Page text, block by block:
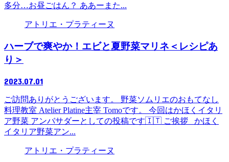
多分…お昼ごはん？ ああーまた...
アトリエ・プラティーヌ
ハーブで爽やか！エビと夏野菜マリネ＜レシピあ
り＞
2023.07.01
ご訪問ありがとうございます。 野菜ソムリエのおもてなし
料理教室 Atelier Platine主宰 Tomoです。 今回はかほくイタリ
ア野菜 アンバサダーとしての投稿です🇮🇹 ご挨拶 かほく
イタリア野菜アン...
アトリエ・プラティーヌ